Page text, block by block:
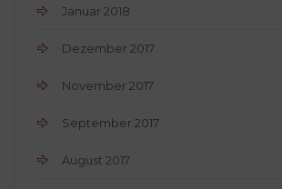
Januar 2018
Dezember 2017
November 2017
September 2017
August 2017